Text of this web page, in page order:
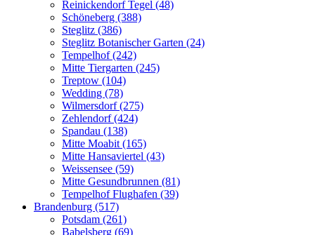
Reinickendorf Tegel (48)
Schöneberg (388)
Steglitz (386)
Steglitz Botanischer Garten (24)
Tempelhof (242)
Mitte Tiergarten (245)
Treptow (104)
Wedding (78)
Wilmersdorf (275)
Zehlendorf (424)
Spandau (138)
Mitte Moabit (165)
Mitte Hansaviertel (43)
Weissensee (59)
Mitte Gesundbrunnen (81)
Tempelhof Flughafen (39)
Brandenburg (517)
Potsdam (261)
Babelsberg (69)